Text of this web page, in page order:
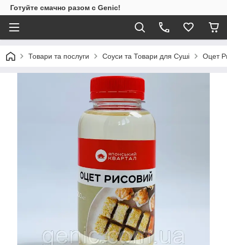
Готуйте смачно разом с Genic!
Товари та послуги Соуси та Товари для Суші Оцет